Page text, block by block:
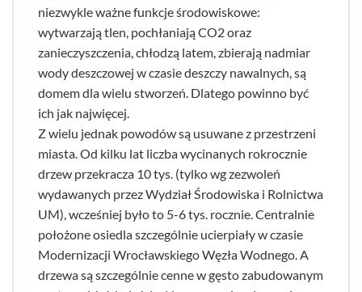
niezwykle ważne funkcje środowiskowe:
wytwarzają tlen, pochłaniają CO2 oraz
zanieczyszczenia, chłodzą latem, zbierają nadmiar
wody deszczowej w czasie deszczy nawalnych, są
domem dla wielu stworzeń. Dlatego powinno być
ich jak najwięcej.
Z wielu jednak powodów są usuwane z przestrzeni
miasta. Od kilku lat liczba wycinanych rokrocznie
drzew przekracza 10 tys. (tylko wg zezwoleń
wydawanych przez Wydział Środowiska i Rolnictwa
UM), wcześniej było to 5-6 tys. rocznie. Centralnie
położone osiedla szczególnie ucierpiały w czasie
Modernizacji Wrocławskiego Węzła Wodnego. A
drzewa są szczególnie cenne w gęsto zabudowanym